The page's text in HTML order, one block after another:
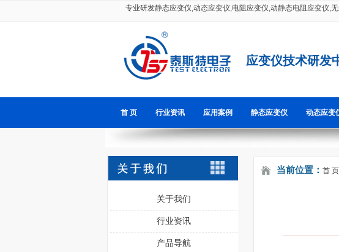
专业研发静态应变仪,动态应变仪,电阻应变仪,动静态电阻应变仪,
应变仪技术研发
首 页 行业资讯 应用案例 静态应变仪 动态应变
关于我们
行业资讯
产品导航
当前位置： 首 页